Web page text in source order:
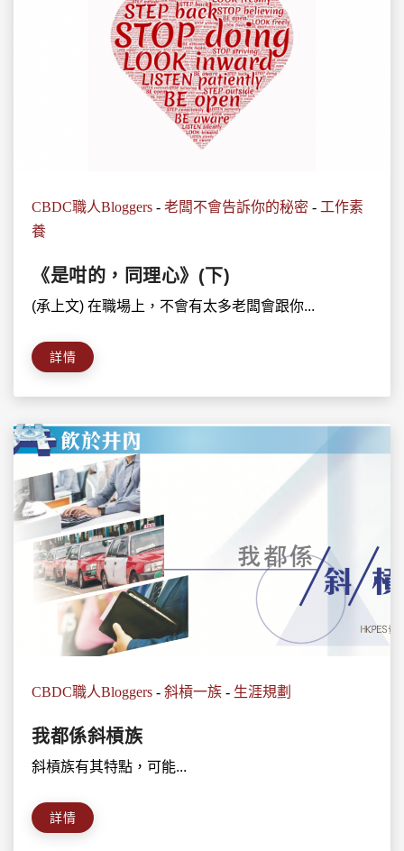
CBDC職人Bloggers - 老闆不會告訴你的秘密 - 工作素
養
《是咁的，同理心》(下)
(承上文) 在職場上，不會有太多老闆會跟你...
詳情
CBDC職人Bloggers - 斜槓一族 - 生涯規劃
我都係斜槓族
斜槓族有其特點，可能...
詳情